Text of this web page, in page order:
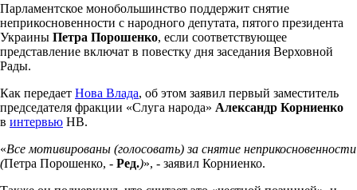
Парламентское монобольшинство поддержит снятие
неприкосновенности с народного депутата, пятого президента
Украины Петра Порошенко, если соответствующее
представление включат в повестку дня заседания Верховной
Рады.
Как передает Нова Влада, об этом заявил первый заместитель
председателя фракции «Слуга народа» Александр Корниенко
в интервью НВ.
«Все мотивированы (голосовать) за снятие неприкосновенности
(Петра Порошенко, - Ред.)», - заявил Корниенко.